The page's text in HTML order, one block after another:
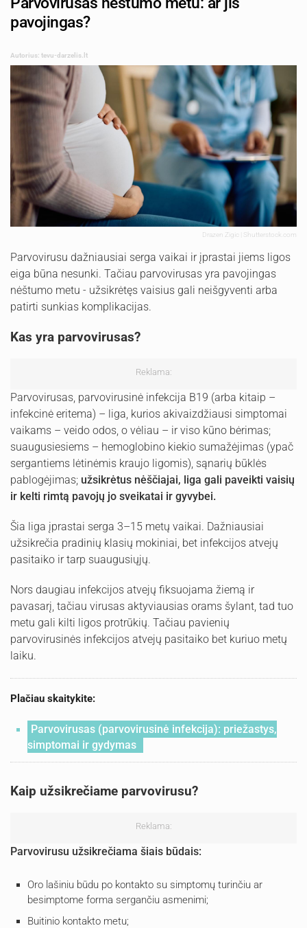
pavojingas?
Autorius: tevu-darzelis.lt
Drazen Zigic | Shutterstock.com
Parvovirusu dažniausiai serga vaikai ir įprastai jiems ligos
eiga būna nesunki. Tačiau parvovirusas yra pavojingas
nėštumo metu - užsikrėtęs vaisius gali neišgyventi arba
patirti sunkias komplikacijas.
Kas yra parvovirusas?
Reklama:
Parvovirusas, parvovirusinė infekcija B19 (arba kitaip –
infekcinė eritema) – liga, kurios akivaizdžiausi simptomai
vaikams – veido odos, o vėliau – ir viso kūno bėrimas;
suaugusiesiems – hemoglobino kiekio sumažėjimas (ypač
sergantiems lėtinėmis kraujo ligomis), sąnarių būklės
pablogėjimas; užsikrėtus nėščiajai, liga gali paveikti vaisių
ir kelti rimtą pavojų jo sveikatai ir gyvybei.
Šia liga įprastai serga 3–15 metų vaikai. Dažniausiai
užsikrečia pradinių klasių mokiniai, bet infekcijos atvejų
pasitaiko ir tarp suaugusiųjų.
Nors daugiau infekcijos atvejų fiksuojama žiemą ir
pavasarį, tačiau virusas aktyviausias orams šylant, tad tuo
metu gali kilti ligos protrūkių. Tačiau pavienių
parvovirusinės infekcijos atvejų pasitaiko bet kuriuo metų
laiku.
Plačiau skaitykite:
Parvovirusas (parvovirusinė infekcija): priežastys,
simptomai ir gydymas
Kaip užsikrečiame parvovirusu?
Reklama:
Parvovirusu užsikrečiama šiais būdais:
Oro lašiniu būdu po kontakto su simptomų turinčiu ar
besimptome forma sergančiu asmenimi;
Buitinio kontakto metu;